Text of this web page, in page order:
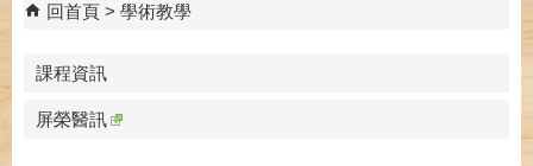
回首頁 學術教學
課程資訊
屏榮醫訊